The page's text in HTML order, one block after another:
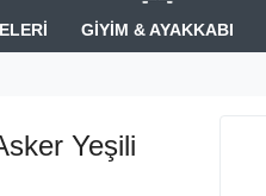
GİYİM & AYAKKABI
Yeşili